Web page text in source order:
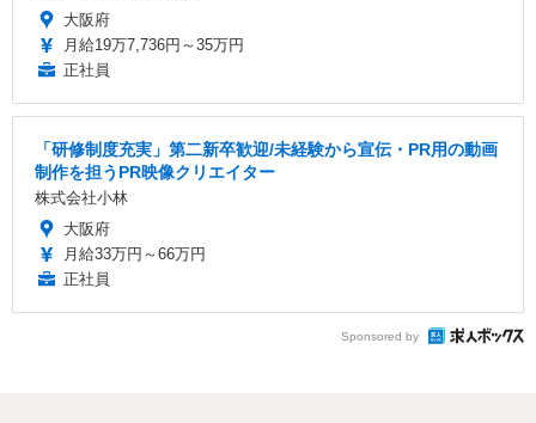
大阪府
月給19万7,736円～35万円
正社員
「研修制度充実」第二新卒歓迎/未経験から宣伝・PR用の動画
制作を担うPR映像クリエイター
株式会社小林
大阪府
月給33万円～66万円
正社員
Sponsored by